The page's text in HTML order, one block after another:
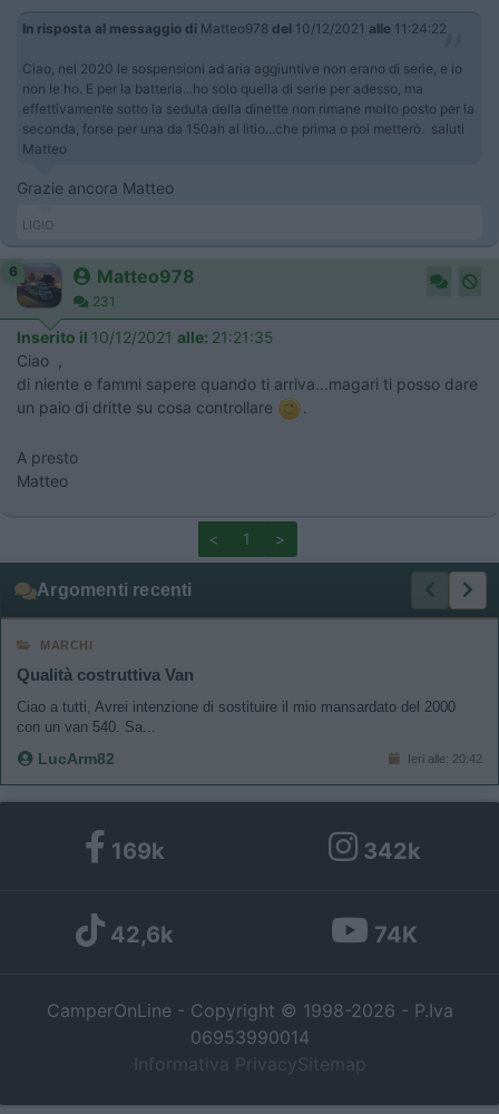
In risposta al messaggio di Matteo978 del 10/12/2021 alle 11:24:22
Ciao, nel 2020 le sospensioni ad aria aggiuntive non erano di serie, e io
non le ho. E per la batteria...ho solo quella di serie per adesso, ma
effettivamente sotto la seduta della dinette non rimane molto posto per la
seconda, forse per una da 150ah al litio...che prima o poi metterò. saluti
Matteo
Grazie ancora Matteo
LIGIO
6 Matteo978
231
Inserito il 10/12/2021 alle: 21:21:35
Ciao ,
di niente e fammi sapere quando ti arriva...magari ti posso dare
un paio di dritte su cosa controllare
.
A presto
Matteo
< 1 >
Argomenti recenti
MARCHI
Qualità costruttiva Van
Ciao a tutti, Avrei intenzione di sostituire il mio mansardato del 2000
con un van 540. Sa...
LucArm82 Ieri alle: 20:42
169k 342k
42,6k 74K
CamperOnLine - Copyright © 1998-2026 - P.Iva
06953990014
Informativa Privacy Sitemap